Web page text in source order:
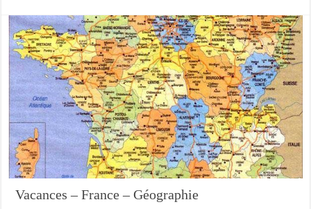
Vacances – France – Géographie